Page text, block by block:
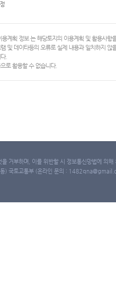
용계획 정보 는 해당토지의 이용계획 및 활용사
및 데이타등의 오류로 실제 내용과 일치하지
.
로 활용할 수 없습니다.
거부하며, 이를 위반할 시 정보통신망법에 의
) 국토교통부 (온라인 문의 :